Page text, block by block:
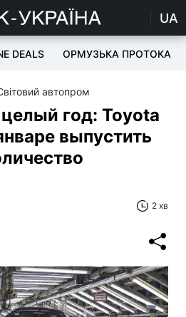
UA
DEALS ОРМУЗЬКА ПРОТОКА
автопром
год: Toyota
выпустить
2 хв